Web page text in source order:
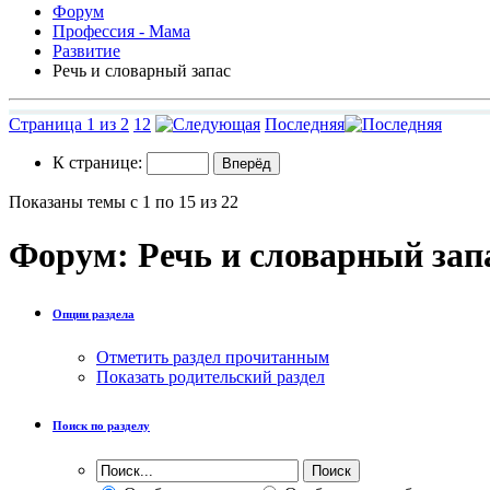
Форум
Профессия - Мама
Развитие
Речь и словарный запас
Страница 1 из 2 1 2 Последняя
К странице:
Показаны темы с 1 по 15 из 22
Форум: Речь и словарный
Опции раздела
Отметить раздел прочитанным
Показать родительский раздел
Поиск по разделу